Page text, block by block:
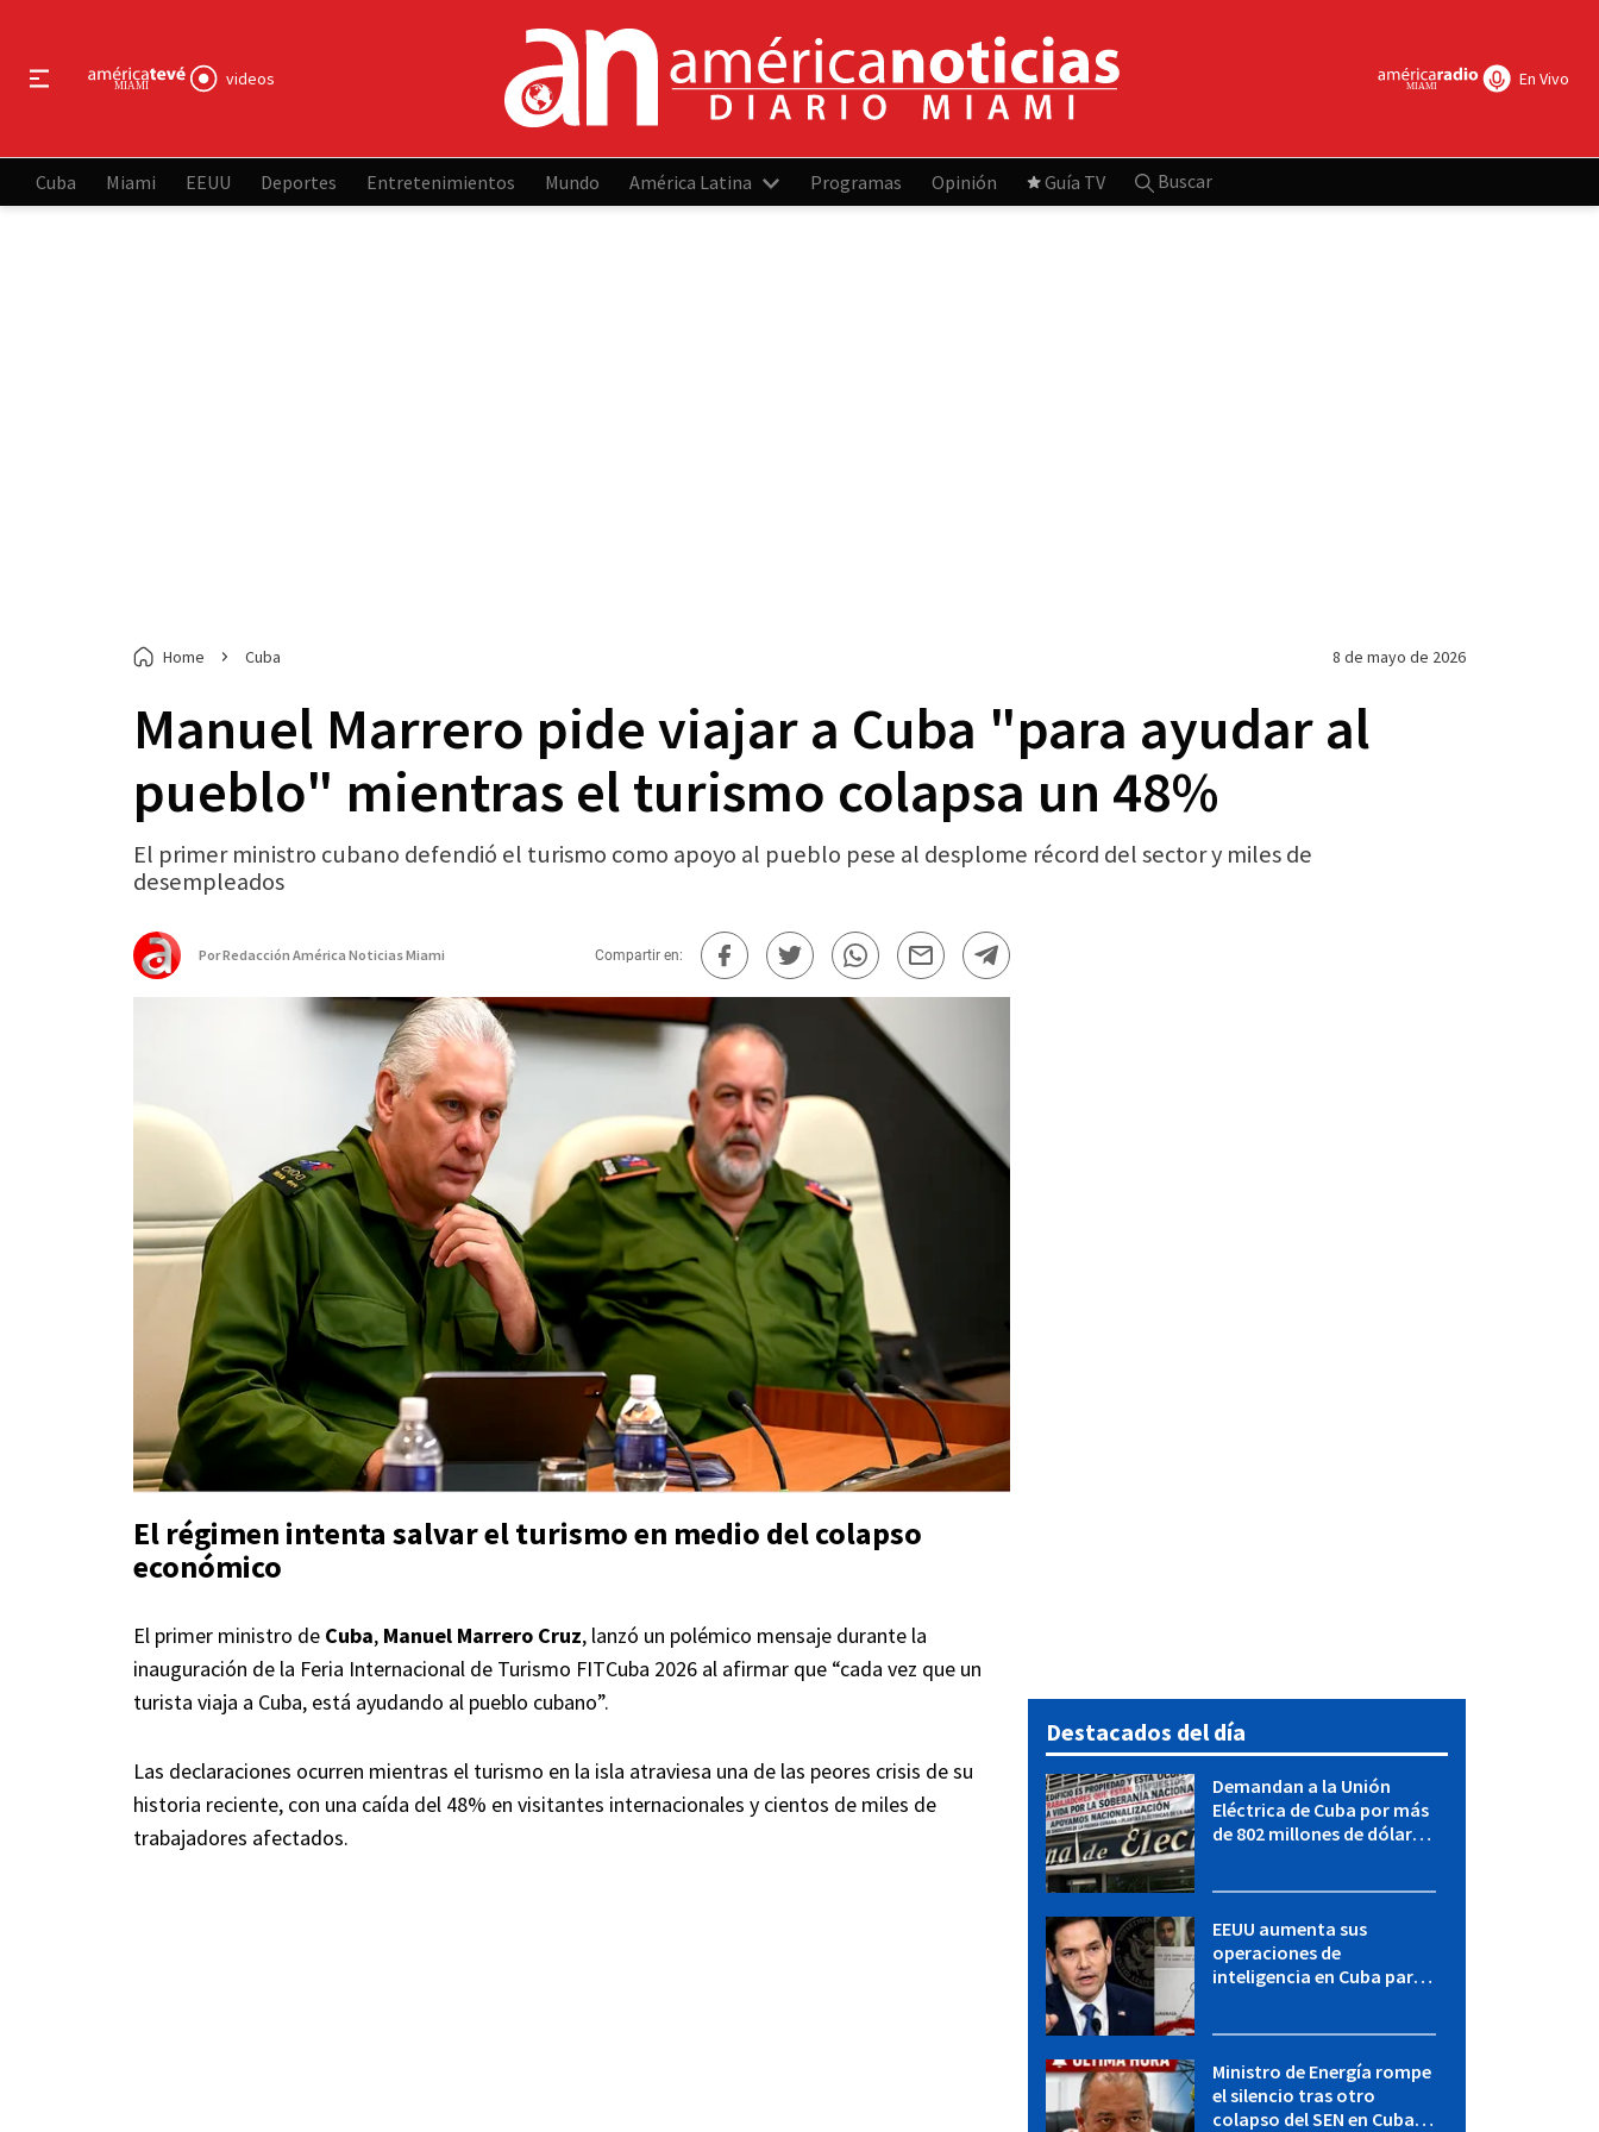
videos En Vivo
Cuba Miami EEUU Deportes Entretenimientos Mundo América Latina Programas Opinión Guía TV Buscar
Home Cuba 8 de mayo de 2026
Manuel Marrero pide viajar a Cuba "para ayudar al
pueblo" mientras el turismo colapsa un 48%
El primer ministro cubano defendió el turismo como apoyo al pueblo pese al desplome récord del sector y miles de
desempleados
PorRedacción América Noticias Miami Compartir en:
El régimen intenta salvar el turismo en medio del colapso
económico
El primer ministro de Cuba, Manuel Marrero Cruz, lanzó un polémico mensaje durante la
inauguración de la Feria Internacional de Turismo FITCuba 2026 al afirmar que “cada vez que un
turista viaja a Cuba, está ayudando al pueblo cubano”.
Las declaraciones ocurren mientras el turismo en la isla atraviesa una de las peores crisis de su
historia reciente, con una caída del 48% en visitantes internacionales y cientos de miles de
trabajadores afectados.
Destacados del día
Demandan a la Unión
Eléctrica de Cuba por más
de 802 millones de dólares
EEUU aumenta sus
operaciones de
inteligencia en Cuba para
Ministro de Energía rompe
el silencio tras otro
colapso del SEN en Cuba: